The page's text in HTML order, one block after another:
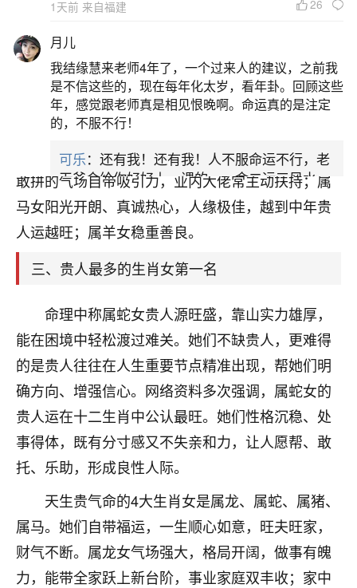
二、一辈子贵人多的生肖女
属兔女温婉贤淑，自带亲和力与贵气，说话做
事有分寸，容易赢得他人信任与提携；属蛇女智慧
过人、眼光独到，懂时机、善经营，贵人常在关键
时刻雪中送炭；属龙女霸气十足、目标坚定，敢闯
敢拼的气场自带吸引力，业内大佬常主动扶持；属
马女阳光开朗、真诚热心，人缘极佳，越到中年贵
人运越旺；属羊女稳重善良。
三、贵人最多的生肖女第一名
命理中称属蛇女贵人源旺盛，靠山实力雄厚，
能在困境中轻松渡过难关。她们不缺贵人，更难得
的是贵人往往在人生重要节点精准出现，帮她们明
确方向、增强信心。网络资料多次强调，属蛇女的
贵人运在十二生肖中公认最旺。她们性格沉稳、处
事得体，既有分寸感又不失亲和力，让人愿帮、敢
托、乐助，形成良性人际。
天生贵气命的4大生肖女是属龙、属蛇、属猪、
属马。她们自带福运，一生顺心如意，旺夫旺家，
财气不断。属龙女气场强大，格局开阔，做事有魄
力，能带全家跃上新台阶，事业家庭双丰收；家中
1天前 来自福建 26
月儿
我结缘慧来老师4年了，一个过来人的建议，之前我
是不信这些的，现在每年化太岁，看年卦。回顾这些
年，感觉跟老师真是相见恨晚啊。命运真的是注定
的，不服不行！
可乐：还有我！还有我！人不服命运不行，老
天爷会给你好好上一课的。一命二运三风水，
哪样不服都不行！
平安是福 ：我也是每年找老师化太岁，看年
卦，认识老师3年了，都是缘分啊！
17分钟前 来自湖北
心若莲花
我是做餐饮的，这两年，生意屡屡受挫，店开一家关
一家，要么生意不好，生意好的就出事。前些年攒的
家底快败光了，真是倒霉！我也想找人看看到底怎么
回事？
鹿森：你可以找老师看看，人有时不服命不行
啊！
太阳当空赵：我也做餐饮的，生意不算大，但
是我从找店开始都是找慧来老师跟进的，选
址、风水、还有开业日子，哪哪都看了，虽然
大环境不好，但是我家生意还可以，前几天又
刚找老师做了补财库，希望财运更好一点！
2小时前 来自海南 18